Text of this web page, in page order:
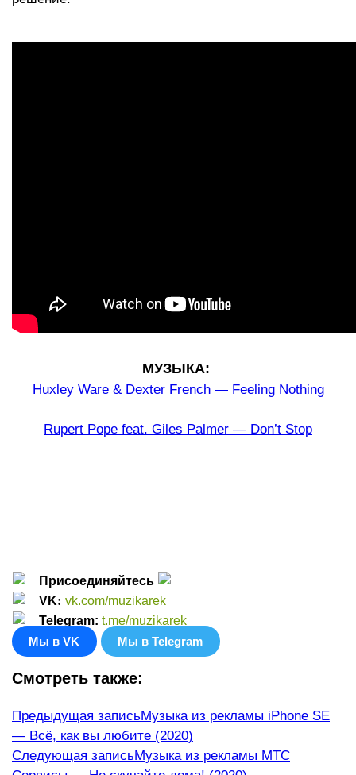
МУЗЫКА:
Huxley Ware & Dexter French — Feeling Nothing
Rupert Pope feat. Giles Palmer — Don’t Stop
Присоединяйтесь
VK: vk.com/muzikarek
Telegram: t.me/muzikarek
Мы в VK Мы в Telegram
Смотреть также:
Еще
статьи
Предыдущая записьМузыка из рекламы iPhone SE
— Всё, как вы любите (2020)
Следующая записьМузыка из рекламы МТС